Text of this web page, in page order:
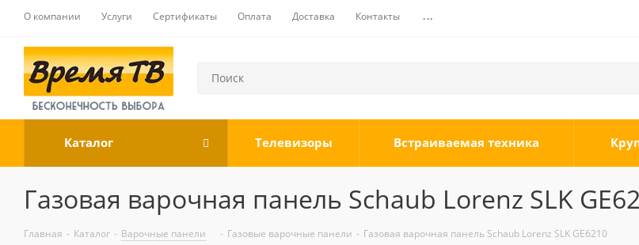
О компании Услуги Сертификаты Оплата Доставка Контакты ...
Каталог Телевизоры Встраиваемая техника
Газовая варочная панель Schaub Lorenz SLK
Главная - Каталог - Варочные панели - Газовые варочные панели - Газовая варочная панель Schaub Lorenz SLK GE6210